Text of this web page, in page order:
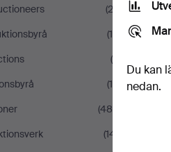
(22)
(18)
(4)
(15)
(488)
(141)
Du kan
nedan.